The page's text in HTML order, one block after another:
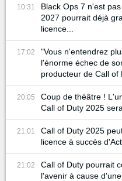
10:31
Black Ops 7 n'est
2027 pourrait déjà
licence...
17:02
"Vous n'entendrez
l'énorme échec de
producteur de Call of
gaming
20:05
Coup de théâtre !
Call of Duty 2025
21:01
Call of Duty 2025
licence à succès
21:02
Call of Duty pourrait
l'avenir à cause